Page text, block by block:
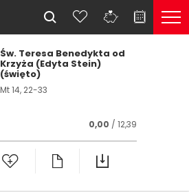
Św. Teresa Benedykta od
Krzyża (Edyta Stein)
(święto)
Mt 14, 22-33
0,00 / 12,39